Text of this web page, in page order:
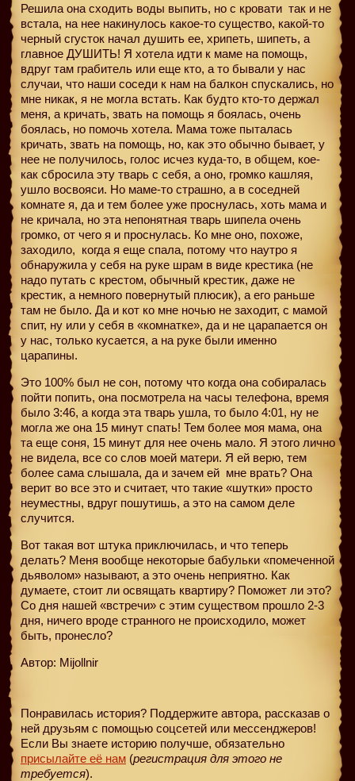
Решила она сходить воды выпить, но с кровати так и не
встала, на нее накинулось какое-то существо, какой-то
черный сгусток начал душить ее, хрипеть, шипеть, а
главное ДУШИТЬ! Я хотела идти к маме на помощь,
вдруг там грабитель или еще кто, а то бывали у нас
случаи, что наши соседи к нам на балкон спускались, но
мне никак, я не могла встать. Как будто кто-то держал
меня, а кричать, звать на помощь я боялась, очень
боялась, но помочь хотела. Мама тоже пыталась
кричать, звать на помощь, но, как это обычно бывает, у
нее не получилось, голос исчез куда-то, в общем, кое-
как сбросила эту тварь с себя, а оно, громко кашляя,
ушло восвояси. Но маме-то страшно, а в соседней
комнате я, да и тем более уже проснулась, хоть мама и
не кричала, но эта непонятная тварь шипела очень
громко, от чего я и проснулась. Ко мне оно, похоже,
заходило, когда я еще спала, потому что наутро я
обнаружила у себя на руке шрам в виде крестика (не
надо путать с крестом, обычный крестик, даже не
крестик, а немного повернутый плюсик), а его раньше
там не было. Да и кот ко мне ночью не заходит, с мамой
спит, ну или у себя в «комнатке», да и не царапается он
у нас, только кусается, а на руке были именно
царапины.
Это 100% был не сон, потому что когда она собиралась
пойти попить, она посмотрела на часы телефона, время
было 3:46, а когда эта тварь ушла, то было 4:01, ну не
могла же она 15 минут спать! Тем более моя мама, она
та еще соня, 15 минут для нее очень мало. Я этого лично
не видела, все со слов моей матери. Я ей верю, тем
более сама слышала, да и зачем ей мне врать? Она
верит во все это и считает, что такие «шутки» просто
неуместны, вдруг пошутишь, а это на самом деле
случится.
Вот такая вот штука приключилась, и что теперь
делать? Меня вообще некоторые бабульки «помеченной
дьяволом» называют, а это очень неприятно. Как
думаете, стоит ли освящать квартиру? Поможет ли это?
Со дня нашей «встречи» с этим существом прошло 2-3
дня, ничего вроде странного не происходило, может
быть, пронесло?
Автор: Mijollnir
Понравилась история? Поддержите автора, рассказав о
ней друзьям с помощью соцсетей или мессенджеров!
Если Вы знаете историю получше, обязательно
присылайте её нам (регистрация для этого не
требуется).